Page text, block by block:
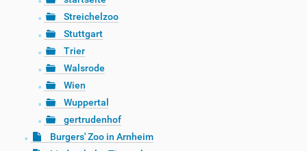
Streichelzoo
Stuttgart
Trier
Walsrode
Wien
Wuppertal
gertrudenhof
Burgers' Zoo in Arnheim